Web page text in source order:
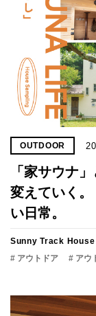
OUTDOOR
「家サウナ
変えていく
い​日常。
Sunny Track House
# アウトドア
# アウ